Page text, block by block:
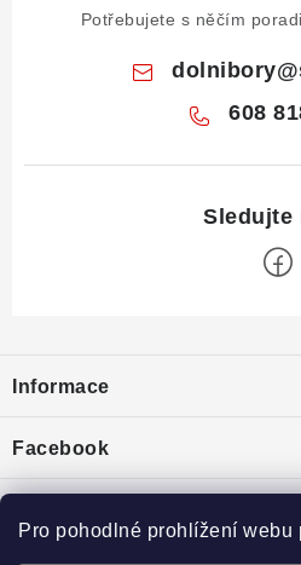
Pro pohodlné prohlížení webu
Potřebujete s něčím
dolnibory@
608
p
a
í
Informace
Puncovní značky
Ochrana osobních údajů
Facebook
Toplist